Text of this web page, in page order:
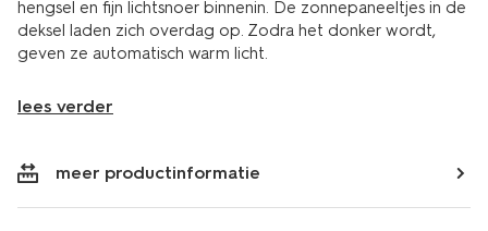
hengsel en fijn lichtsnoer binnenin. De zonnepaneeltjes in de
deksel laden zich overdag op. Zodra het donker wordt,
geven ze automatisch warm licht.
lees verder
meer productinformatie